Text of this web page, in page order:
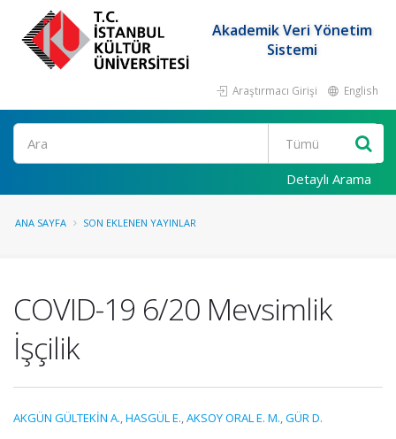
Akademik Veri Yönetim
Sistemi
Araştırmacı Girişi English
Ara
Detaylı Arama
ANA SAYFA SON EKLENEN YAYINLAR
COVID-19 6/20 Mevsimlik
İşçilik
AKGÜN GÜLTEKİN A.,HASGÜL E.,AKSOY ORAL E. M.,GÜR D.